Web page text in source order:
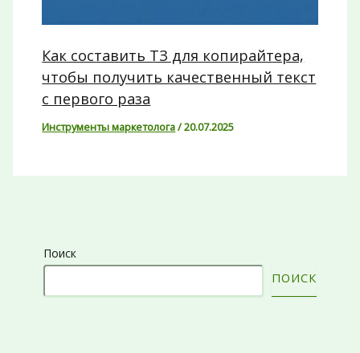
Как составить ТЗ для копирайтера,
чтобы получить качественный текст
с первого раза
Инструменты маркетолога/20.07.2025
Поиск
ПОИСК